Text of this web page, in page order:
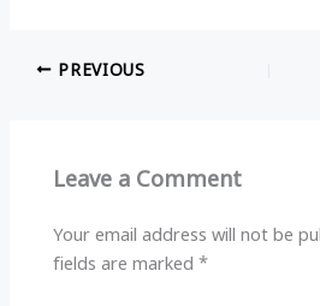
at
s
p
e
g
m o
k
PREVIOUS
Leave a Comment
Your email address will not be
fields are marked*